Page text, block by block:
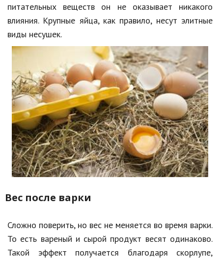
питательных веществ он не оказывает никакого
влияния. Крупные яйца, как правило, несут элитные
виды несушек.
Вес после варки
Сложно поверить, но вес не меняется во время варки.
То есть вареный и сырой продукт весят одинаково.
Такой эффект получается благодаря скорлупе,